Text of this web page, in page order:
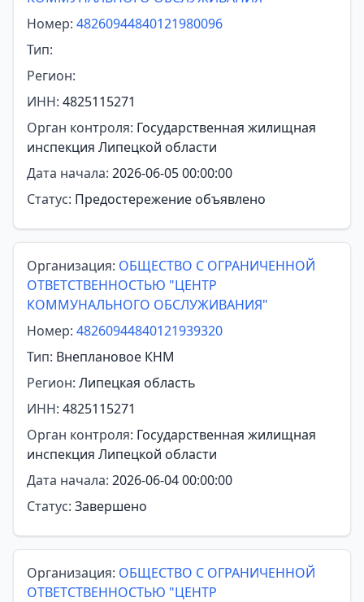
Номер: 48260944840121980096
Тип:
Регион:
ИНН: 4825115271
Орган контроля: Государственная жилищная
инспекция Липецкой области
Дата начала: 2026-06-05 00:00:00
Статус: Предостережение объявлено
Организация: ОБЩЕСТВО С ОГРАНИЧЕННОЙ
ОТВЕТСТВЕННОСТЬЮ "ЦЕНТР
КОММУНАЛЬНОГО ОБСЛУЖИВАНИЯ"
Номер: 48260944840121939320
Тип: Внеплановое КНМ
Регион: Липецкая область
ИНН: 4825115271
Орган контроля: Государственная жилищная
инспекция Липецкой области
Дата начала: 2026-06-04 00:00:00
Статус: Завершено
Организация: ОБЩЕСТВО С ОГРАНИЧЕННОЙ
ОТВЕТСТВЕННОСТЬЮ "ЦЕНТР